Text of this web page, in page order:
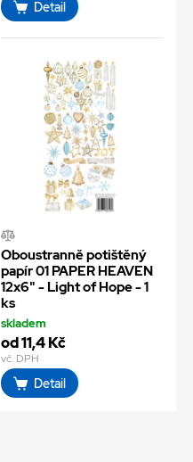
Detail
Oboustranně potištěný
papír 01 PAPER HEAVEN
12x6" - Light of Hope - 1
ks
skladem
od 11,4 Kč
vč. DPH
Detail